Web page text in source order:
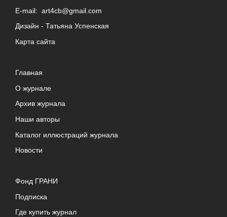
E-mail: art4cb@gmail.com
Дизайн - Татьяна Успенская
Карта сайта
Главная
О журнале
Архив журнала
Наши авторы
Каталог иллюстраций журнала
Новости
Фонд ГРАНИ
Подписка
Где купить журнал